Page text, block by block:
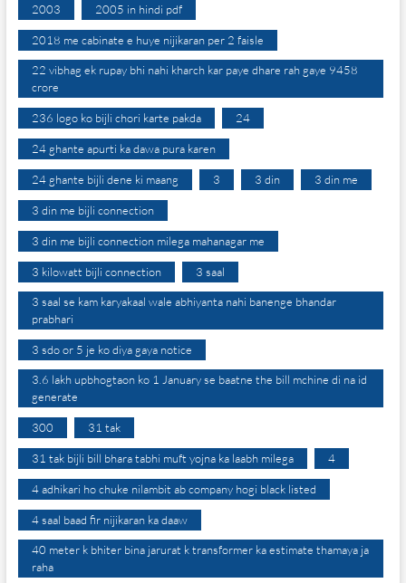
2003 2005 in hindi pdf
2018 me cabinate e huye nijikaran per 2 faisle
22 vibhag ek rupay bhi nahi kharch kar paye dhare rah gaye 9458
crore
236 logo ko bijli chori karte pakda 24
24 ghante apurti ka dawa pura karen
24 ghante bijli dene ki maang 3 3 din 3 din me
3 din me bijli connection
3 din me bijli connection milega mahanagar me
3 kilowatt bijli connection 3 saal
3 saal se kam karyakaal wale abhiyanta nahi banenge bhandar
prabhari
3 sdo or 5 je ko diya gaya notice
3.6 lakh upbhogtaon ko 1 January se baatne the bill mchine di na id
generate
300 31 tak
31 tak bijli bill bhara tabhi muft yojna ka laabh milega 4
4 adhikari ho chuke nilambit ab company hogi black listed
4 saal baad fir nijikaran ka daaw
40 meter k bhiter bina jarurat k transformer ka estimate thamaya ja
raha